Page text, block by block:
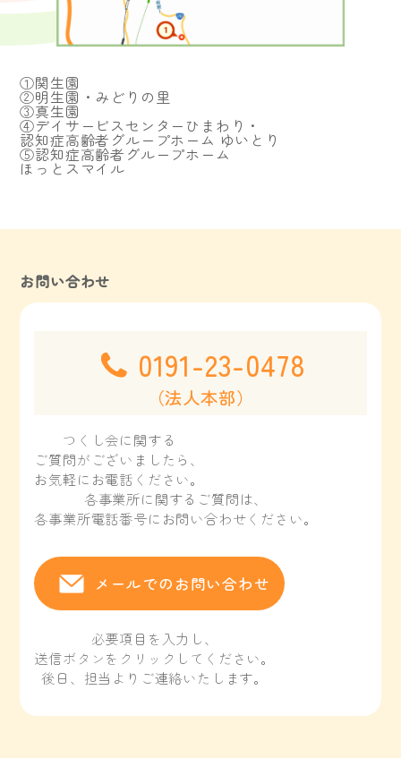
①関生園
②明生園・みどりの里
③真生園
④デイサービスセンターひまわり・
認知症高齢者グループホーム ゆいとり
⑤認知症高齢者グループホーム
ほっとスマイル
お問い合わせ
0191-23-0478
（法人本部）
つくし会に関する
ご質問がございましたら、
お気軽にお電話ください。
各事業所に関するご質問は、
各事業所電話番号にお問い合わせください。
メールでのお問い合わせ
必要項目を入力し、
送信ボタンをクリックしてください。
後日、担当よりご連絡いたします。